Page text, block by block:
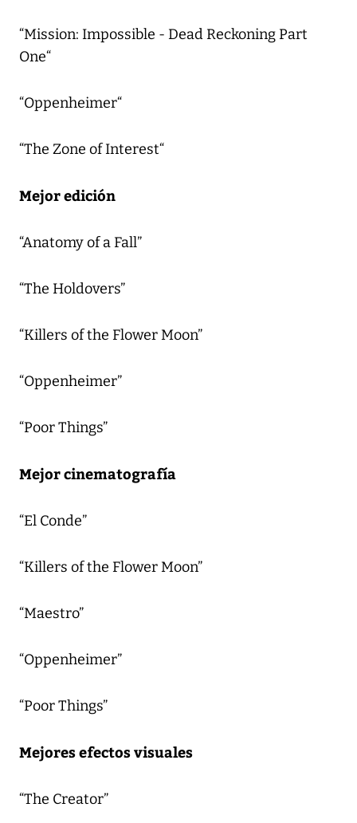
“Mission: Impossible - Dead Reckoning Part
One“
“Oppenheimer“
“The Zone of Interest“
Mejor edición
“Anatomy of a Fall”
“The Holdovers”
“Killers of the Flower Moon”
“Oppenheimer”
“Poor Things”
Mejor cinematografía
“El Conde”
“Killers of the Flower Moon”
“Maestro”
“Oppenheimer”
“Poor Things”
Mejores efectos visuales
“The Creator”